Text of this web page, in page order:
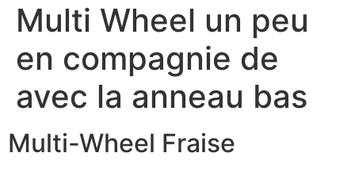
Multi Wheel un peu
en compagnie de
avec la anneau bas
Multi-Wheel Fraise